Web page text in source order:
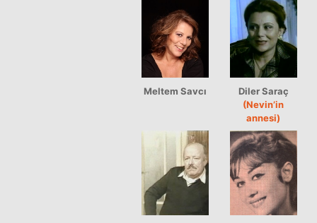
Meltem Savcı
Diler Saraç
(Nevin’in
annesi)